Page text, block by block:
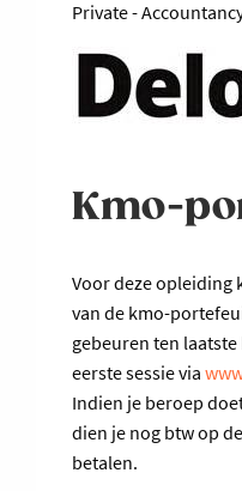
Private -
Kmo-
Voor deze opleiding
van de kmo-
gebeuren ten
eerste sessie via
Indien je beroep
dien je nog btw op
betalen.